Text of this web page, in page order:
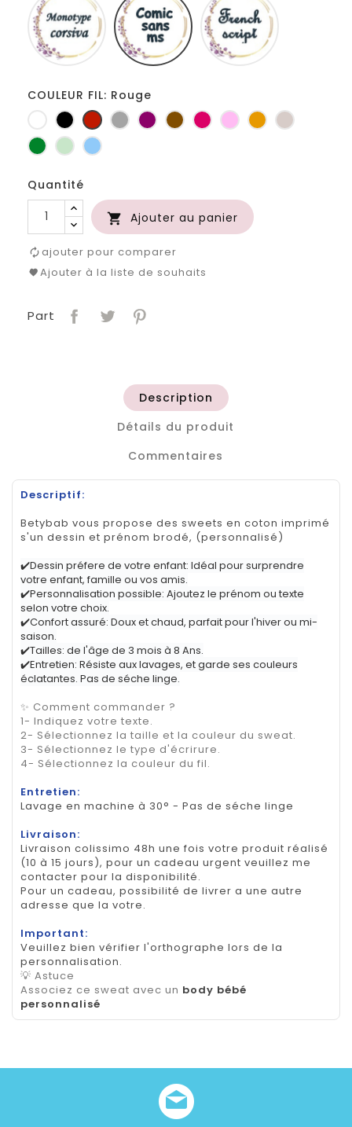
corsiva
sans
ms
COULEUR FIL: Rouge
BlancNoir RougeGris
clair
PruneMarronFuchsia
RoseJaune
d'or
Ficelle
Vert
bouteille
Vert
d'eau
Bleu
Quantité
 Ajouter au panier
ajouter pour comparer
Ajouter à la liste de souhaits
Part
Description
Détails du produit
Commentaires
Descriptif:
Betybab vous propose des sweets en coton imprimé
s'un dessin et prénom brodé, (personnalisé)
✔️Dessin préfere de votre enfant: Idéal pour surprendre
votre enfant, famille ou vos amis.
✔️Personnalisation possible: Ajoutez le prénom ou texte
selon votre choix.
✔️Confort assuré: Doux et chaud, parfait pour l'hiver ou mi-
saison.
✔️Tailles: de l'âge de 3 mois à 8 Ans.
✔️Entretien: Résiste aux lavages, et garde ses couleurs
éclatantes. Pas de séche linge.
✨ Comment commander ?
1- Indiquez votre texte.
2- Sélectionnez la taille et la couleur du sweat.
3- Sélectionnez le type d'écrirure.
4- Sélectionnez la couleur du fil.
Entretien:
Lavage en machine à 30° - Pas de séche linge
Livraison:
Livraison colissimo 48h une fois votre produit réalisé
(10 à 15 jours), pour un cadeau urgent veuillez me
contacter pour la disponibilité.
Pour un cadeau, possibilité de livrer a une autre
adresse que la votre.
Important:
Veuillez bien vérifier l'orthographe lors de la
personnalisation.
💡 Astuce
Associez ce sweat avec un body bébé
personnalisé